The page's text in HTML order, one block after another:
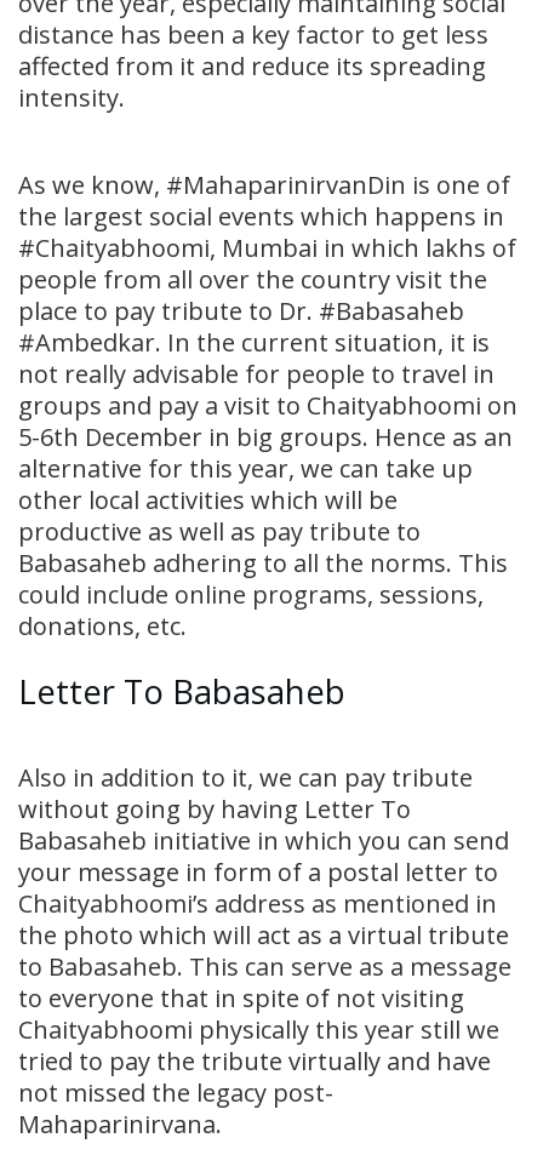
distance has been a key factor to get less
affected from it and reduce its spreading
intensity.
As we know, #MahaparinirvanDin is one of
the largest social events which happens in
#Chaityabhoomi, Mumbai in which lakhs of
people from all over the country visit the
place to pay tribute to Dr. #Babasaheb
#Ambedkar. In the current situation, it is
not really advisable for people to travel in
groups and pay a visit to Chaityabhoomi on
5-6th December in big groups. Hence as an
alternative for this year, we can take up
other local activities which will be
productive as well as pay tribute to
Babasaheb adhering to all the norms. This
could include online programs, sessions,
donations, etc.
Letter To Babasaheb
Also in addition to it, we can pay tribute
without going by having Letter To
Babasaheb initiative in which you can send
your message in form of a postal letter to
Chaityabhoomi’s address as mentioned in
the photo which will act as a virtual tribute
to Babasaheb. This can serve as a message
to everyone that in spite of not visiting
Chaityabhoomi physically this year still we
tried to pay the tribute virtually and have
not missed the legacy post-
Mahaparinirvana.